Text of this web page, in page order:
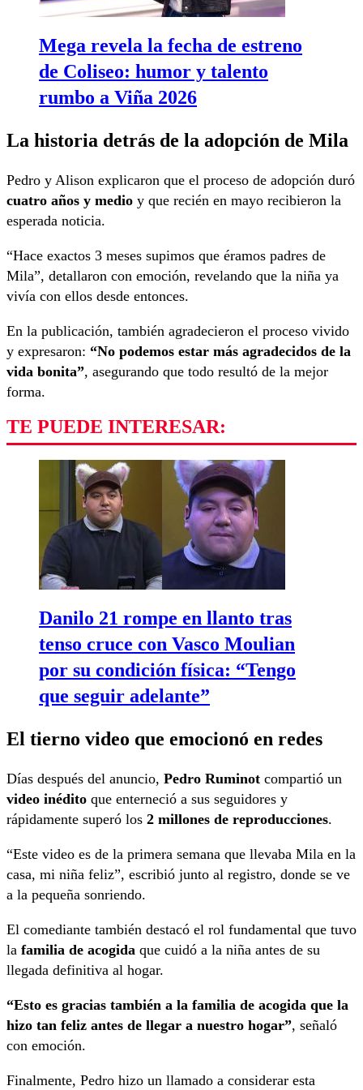
Mega revela la fecha de estreno
de Coliseo: humor y talento
rumbo a Viña 2026
La historia detrás de la adopción de Mila
Pedro y Alison explicaron que el proceso de adopción duró
cuatro años y medio y que recién en mayo recibieron la
esperada noticia.
“Hace exactos 3 meses supimos que éramos padres de
Mila”, detallaron con emoción, revelando que la niña ya
vivía con ellos desde entonces.
En la publicación, también agradecieron el proceso vivido
y expresaron: “No podemos estar más agradecidos de la
vida bonita”, asegurando que todo resultó de la mejor
forma.
TE PUEDE INTERESAR:
Danilo 21 rompe en llanto tras
tenso cruce con Vasco Moulian
por su condición física: “Tengo
que seguir adelante”
El tierno video que emocionó en redes
Días después del anuncio, Pedro Ruminot compartió un
video inédito que enterneció a sus seguidores y
rápidamente superó los 2 millones de reproducciones.
“Este video es de la primera semana que llevaba Mila en la
casa, mi niña feliz”, escribió junto al registro, donde se ve
a la pequeña sonriendo.
El comediante también destacó el rol fundamental que tuvo
la familia de acogida que cuidó a la niña antes de su
llegada definitiva al hogar.
“Esto es gracias también a la familia de acogida que la
hizo tan feliz antes de llegar a nuestro hogar”, señaló
con emoción.
Finalmente, Pedro hizo un llamado a considerar esta